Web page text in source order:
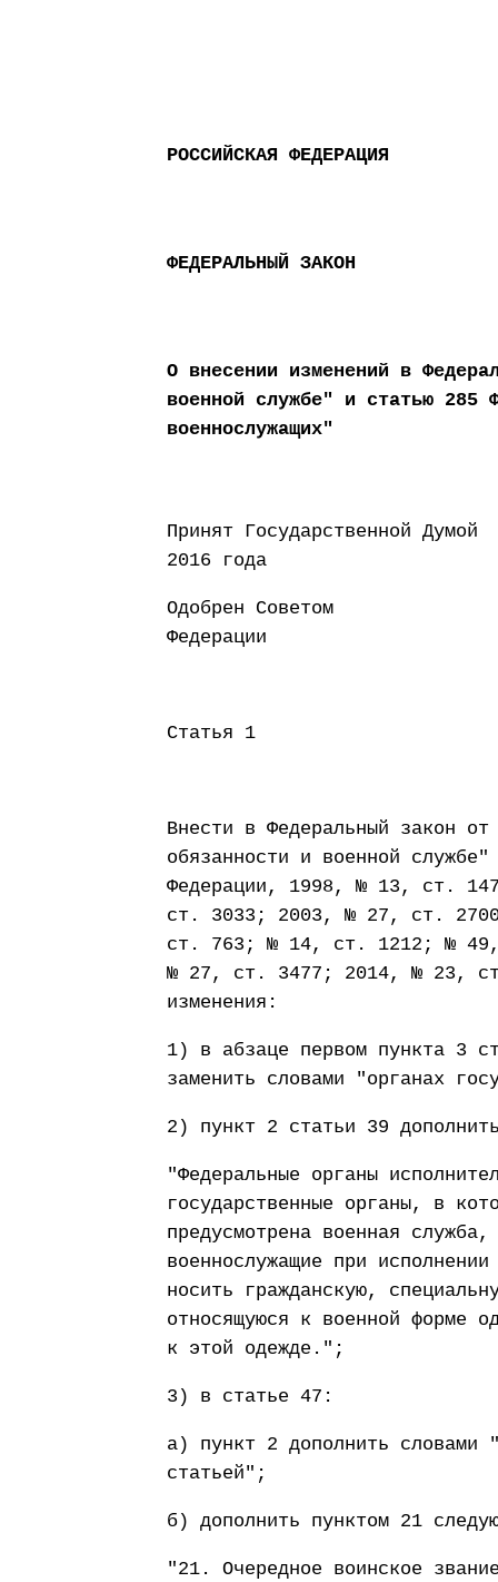
РОССИЙСКАЯ ФЕДЕРАЦИЯ
ФЕДЕРАЛЬНЫЙ ЗАКОН
О внесении изменений в
военной службе" и статью 285
военнослужащих"
Принят
2016 года
Одобрен Советом
Федерации 10
Статья 1
Внести в Федеральный закон
обязанности и военной
Федерации, 1998, № 13, ст.
ст. 3033; 2003, № 27, ст.
ст. 763; № 14, ст. 1212; №
№ 27, ст. 3477; 2014, № 23,
изменения:
1) в абзаце первом пункта 3
заменить словами "органах
2) пункт 2 статьи 39
"Федеральные органы
государственные органы, в
предусмотрена военная
военнослужащие при
носить гражданскую,
относящуюся к военной форме
к этой одежде.";
3) в статье 47:
а) пункт 2 дополнить словами
статьей";
б) дополнить пунктом 21
"21. Очередное воинское